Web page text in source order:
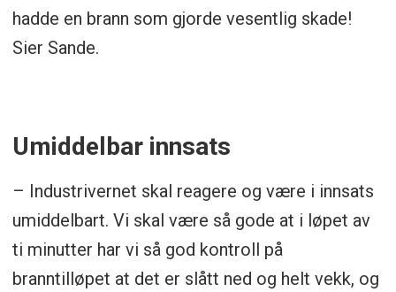
hadde en brann som gjorde vesentlig skade!
Sier Sande.
Umiddelbar innsats
– Industrivernet skal reagere og være i innsats
umiddelbart. Vi skal være så gode at i løpet av
ti minutter har vi så god kontroll på
branntilløpet at det er slått ned og helt vekk, og